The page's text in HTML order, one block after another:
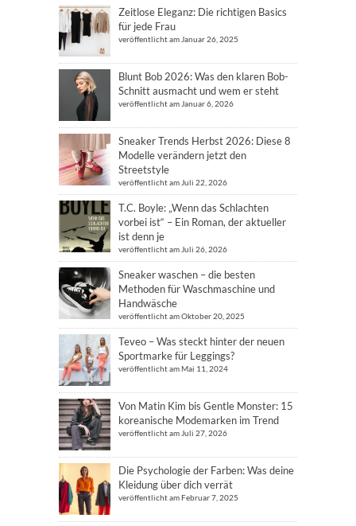
Zeitlose Eleganz: Die richtigen Basics
für jede Frau
veröffentlicht am Januar 26, 2025
Blunt Bob 2026: Was den klaren Bob-
Schnitt ausmacht und wem er steht
veröffentlicht am Januar 6, 2026
Sneaker Trends Herbst 2026: Diese 8
Modelle verändern jetzt den
Streetstyle
veröffentlicht am Juli 22, 2026
T.C. Boyle: „Wenn das Schlachten
vorbei ist“ – Ein Roman, der aktueller
ist denn je
veröffentlicht am Juli 26, 2026
Sneaker waschen – die besten
Methoden für Waschmaschine und
Handwäsche
veröffentlicht am Oktober 20, 2025
Teveo – Was steckt hinter der neuen
Sportmarke für Leggings?
veröffentlicht am Mai 11, 2024
Von Matin Kim bis Gentle Monster: 15
koreanische Modemarken im Trend
veröffentlicht am Juli 27, 2026
Die Psychologie der Farben: Was deine
Kleidung über dich verrät
veröffentlicht am Februar 7, 2025